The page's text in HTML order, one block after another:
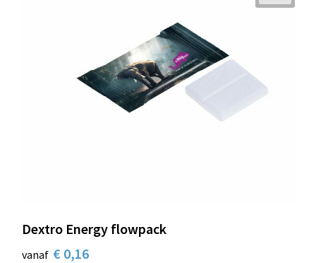
Dextro Energy flowpack
vanaf € 0,16